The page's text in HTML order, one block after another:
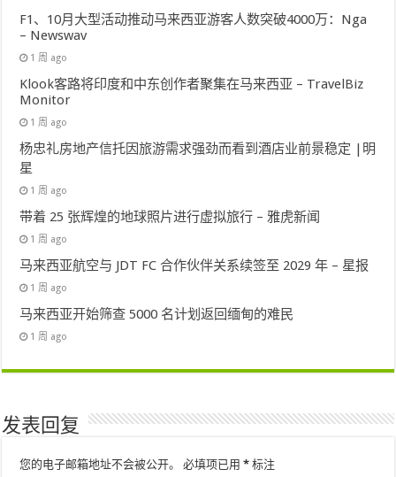
F1、10月大型活动推动马来西亚游客人数突破4000万：Nga
– Newswav
1 周 ago
Klook客路将印度和中东创作者聚集在马来西亚 – TravelBiz
Monitor
1 周 ago
杨忠礼房地产信托因旅游需求强劲而看到酒店业前景稳定 |明
星
1 周 ago
带着 25 张辉煌的地球照片进行虚拟旅行 – 雅虎新闻
1 周 ago
马来西亚航空与 JDT FC 合作伙伴关系续签至 2029 年 – 星报
1 周 ago
马来西亚开始筛查 5000 名计划返回缅甸的难民
1 周 ago
发表回复
您的电子邮箱地址不会被公开。 必填项已用* 标注